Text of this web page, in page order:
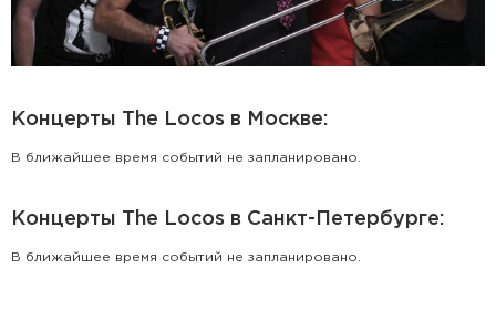
Концерты The Locos в Москве:
В ближайшее время событий не запланировано.
Концерты The Locos в Санкт-Петербурге:
В ближайшее время событий не запланировано.